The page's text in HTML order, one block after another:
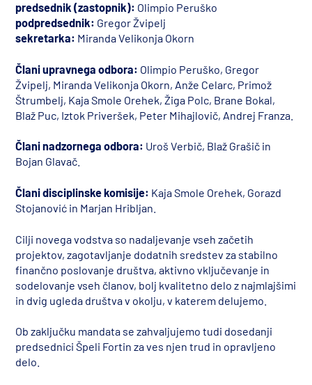
predsednik (zastopnik): Olimpio Peruško
podpredsednik: Gregor Žvipelj
sekretarka: Miranda Velikonja Okorn
Člani upravnega odbora: Olimpio Peruško, Gregor
Žvipelj, Miranda Velikonja Okorn, Anže Celarc, Primož
Štrumbelj, Kaja Smole Orehek, Žiga Polc, Brane Bokal,
Blaž Puc, Iztok Priveršek, Peter Mihajlovič, Andrej Franza.
Člani nadzornega odbora: Uroš Verbič, Blaž Grašič in
Bojan Glavač.
Člani disciplinske komisije: Kaja Smole Orehek, Gorazd
Stojanović in Marjan Hribljan.
Cilji novega vodstva so nadaljevanje vseh začetih
projektov, zagotavljanje dodatnih sredstev za stabilno
finančno poslovanje društva, aktivno vključevanje in
sodelovanje vseh članov, bolj kvalitetno delo z najmlajšimi
in dvig ugleda društva v okolju, v katerem delujemo.
Ob zaključku mandata se zahvaljujemo tudi dosedanji
predsednici Špeli Fortin za ves njen trud in opravljeno
delo.